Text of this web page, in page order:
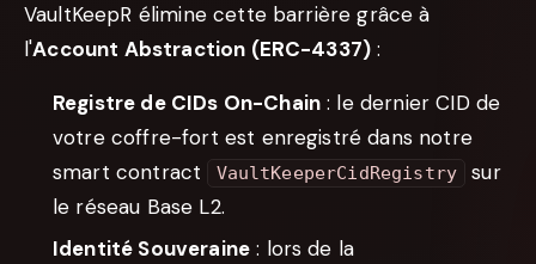
VaultKeepR élimine cette barrière grâce à
l'Account Abstraction (ERC-4337) :
Registre de CIDs On-Chain : le dernier CID de
votre coffre-fort est enregistré dans notre
smart contract
VaultKeeperCidRegistry
sur
le réseau Base L2.
Identité Souveraine : lors de la